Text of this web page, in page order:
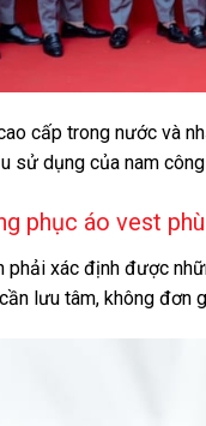
cấp trong nước và
sử dụng của nam
phục áo vest
phải xác định được
lưu tâm, không